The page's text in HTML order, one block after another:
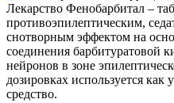
Лекарство Фенобарбитал –
противоэпилептическим,
снотворным эффектом на
соединения барбитуратовой
нейронов в зоне
дозировках используется как
средство.